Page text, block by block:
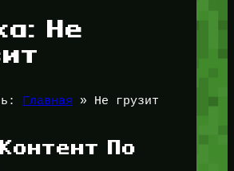
Не
Главная » Не грузит
По